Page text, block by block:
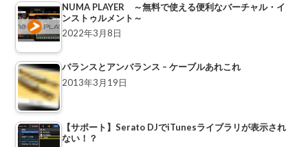
NUMA PLAYER ～無料で使える便利なバーチャル・イ
ンストゥルメント～
2022年3月8日
バランスとアンバランス – ケーブルあれこれ
2013年3月19日
【サポート】Serato DJでiTunesライブラリが表示され
ない！？